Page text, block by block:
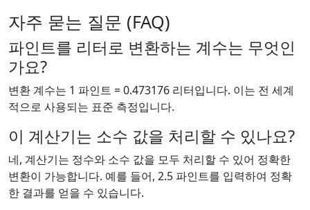
자주 묻는 질문 (FAQ)
파인트를 리터로 변환하는 계수는 무엇인
가요?
변환 계수는 1 파인트 = 0.473176 리터입니다. 이는 전 세계
적으로 사용되는 표준 측정입니다.
이 계산기는 소수 값을 처리할 수 있나요?
네, 계산기는 정수와 소수 값을 모두 처리할 수 있어 정확한
변환이 가능합니다. 예를 들어, 2.5 파인트를 입력하여 정확
한 결과를 얻을 수 있습니다.